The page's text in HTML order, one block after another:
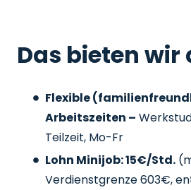
Das bieten wir
Flexible
Arbeitszeiten –
Teilzeit, Mo-Fr
Lohn Minijob: 15€/Std.
Verdienstgrenze 603€,